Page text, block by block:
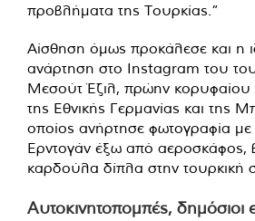
προβλήματα της Τουρκίας.”
Αίσθηση όμως προκάλεσε και η
ανάρτηση στο Instagram του
Μεσούτ Έζιλ, πρώην κορυφαίου
της Εθνικής Γερμανίας και της
οποίος ανήρτησε φωτογραφία με
Ερντογάν έξω από αεροσκάφος,
καρδούλα δίπλα στην τουρκική
Αυτοκινητοπομπές, δημόσιοι